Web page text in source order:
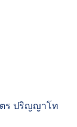
ร ปริญญาโท